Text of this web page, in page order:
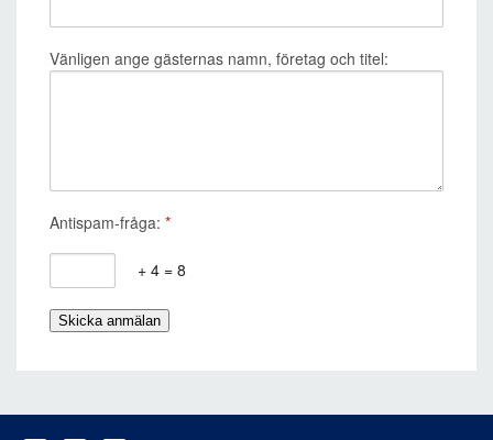
Vänligen ange gästernas namn, företag och titel:
Antispam-fråga: *
+ 4 = 8